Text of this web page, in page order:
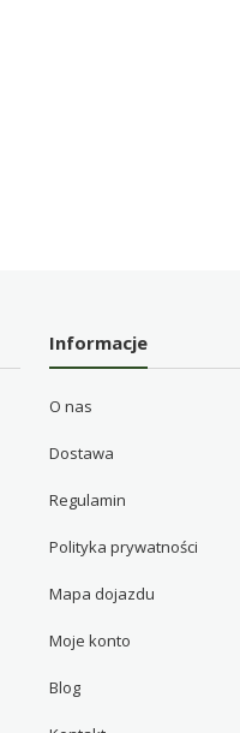
Informacje
O nas
Dostawa
Regulamin
Polityka prywatności
Mapa dojazdu
Moje konto
Blog